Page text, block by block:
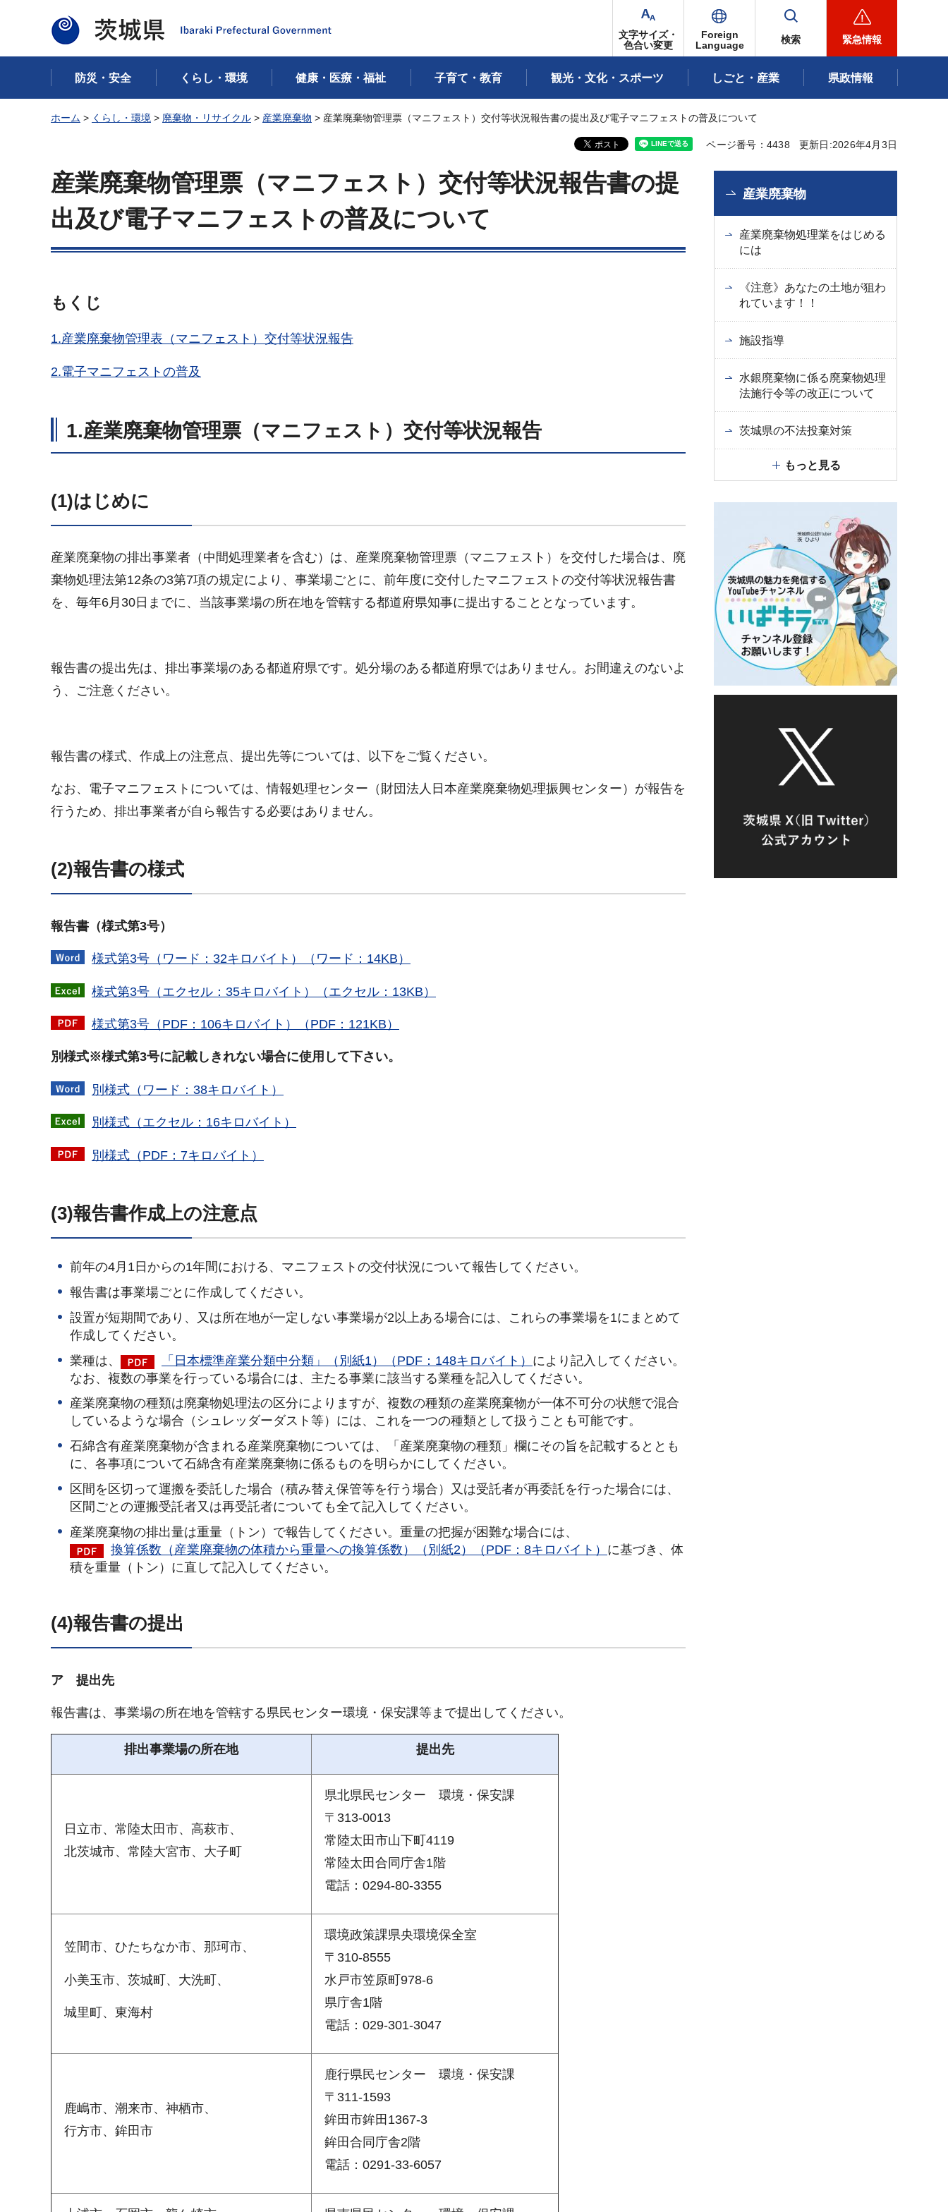
茨城県
文字サイズ・
色合い変更
Foreign
Language
検索 緊急情報
防災・安全 くらし・環境 健康・医療・福祉 子育て・教育 観光・文化・スポーツ しごと・産業 県政情報
ホーム > くらし・環境 > 廃棄物・リサイクル > 産業廃棄物 > 産業廃棄物管理票（マニフェスト）交付等状況報告書の提出及び電子マニフェストの普及について
ページ番号：4438 更新日:2026年4月3日
産業廃棄物管理票（マニフェスト）交付等状況報告書の提
出及び電子マニフェストの普及について
もくじ
1.産業廃棄物管理表（マニフェスト）交付等状況報告
2.電子マニフェストの普及
1.産業廃棄物管理票（マニフェスト）交付等状況報告
(1)はじめに
産業廃棄物の排出事業者（中間処理業者を含む）は、産業廃棄物管理票（マニフェスト）を交付した場合は、廃
棄物処理法第12条の3第7項の規定により、事業場ごとに、前年度に交付したマニフェストの交付等状況報告書
を、毎年6月30日までに、当該事業場の所在地を管轄する都道府県知事に提出することとなっています。
報告書の提出先は、排出事業場のある都道府県です。処分場のある都道府県ではありません。お間違えのないよ
う、ご注意ください。
報告書の様式、作成上の注意点、提出先等については、以下をご覧ください。
なお、電子マニフェストについては、情報処理センター（財団法人日本産業廃棄物処理振興センター）が報告を
行うため、排出事業者が自ら報告する必要はありません。
(2)報告書の様式
報告書（様式第3号）
様式第3号（ワード：32キロバイト）（ワード：14KB）
様式第3号（エクセル：35キロバイト）（エクセル：13KB）
様式第3号（PDF：106キロバイト）（PDF：121KB）
別様式※様式第3号に記載しきれない場合に使用して下さい。
別様式（ワード：38キロバイト）
別様式（エクセル：16キロバイト）
別様式（PDF：7キロバイト）
(3)報告書作成上の注意点
前年の4月1日からの1年間における、マニフェストの交付状況について報告してください。
報告書は事業場ごとに作成してください。
設置が短期間であり、又は所在地が一定しない事業場が2以上ある場合には、これらの事業場を1にまとめて
作成してください。
業種は、
「日本標準産業分類中分類」（別紙1）（PDF：148キロバイト） により記入してください。
なお、複数の事業を行っている場合には、主たる事業に該当する業種を記入してください。
産業廃棄物の種類は廃棄物処理法の区分によりますが、複数の種類の産業廃棄物が一体不可分の状態で混合
しているような場合（シュレッダーダスト等）には、これを一つの種類として扱うことも可能です。
石綿含有産業廃棄物が含まれる産業廃棄物については、「産業廃棄物の種類」欄にその旨を記載するととも
に、各事項について石綿含有産業廃棄物に係るものを明らかにしてください。
区間を区切って運搬を委託した場合（積み替え保管等を行う場合）又は受託者が再委託を行った場合には、
区間ごとの運搬受託者又は再受託者についても全て記入してください。
産業廃棄物の排出量は重量（トン）で報告してください。重量の把握が困難な場合には、
換算係数（産業廃棄物の体積から重量への換算係数）（別紙2）（PDF：8キロバイト） に基づき、体
積を重量（トン）に直して記入してください。
(4)報告書の提出
ア 提出先
報告書は、事業場の所在地を管轄する県民センター環境・保安課等まで提出してください。
排出事業場の所在地 提出先
日立市、常陸太田市、高萩市、
北茨城市、常陸大宮市、大子町
県北県民センター 環境・保安課
〒313-0013
常陸太田市山下町4119
常陸太田合同庁舎1階
電話：0294-80-3355
笠間市、ひたちなか市、那珂市、
小美玉市、茨城町、大洗町、
城里町、東海村
環境政策課県央環境保全室
〒310-8555
水戸市笠原町978-6
県庁舎1階
電話：029-301-3047
鹿嶋市、潮来市、神栖市、
行方市、鉾田市
鹿行県民センター 環境・保安課
〒311-1593
鉾田市鉾田1367-3
鉾田合同庁舎2階
電話：0291-33-6057
産業廃棄物
産業廃棄物処理業をはじめる
には
《注意》あなたの土地が狙わ
れています！！
施設指導
水銀廃棄物に係る廃棄物処理
法施行令等の改正について
茨城県の不法投棄対策
もっと見る